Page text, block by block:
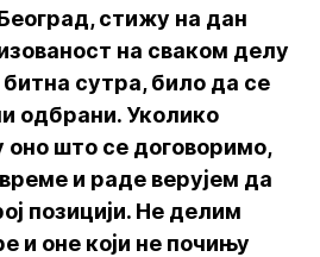
стижу на дан
на сваком делу
битна сутра, било да се
одбрани. Уколико
оно што се договоримо,
и раде верујем да
позицији. Не делим
и оне који не почињу